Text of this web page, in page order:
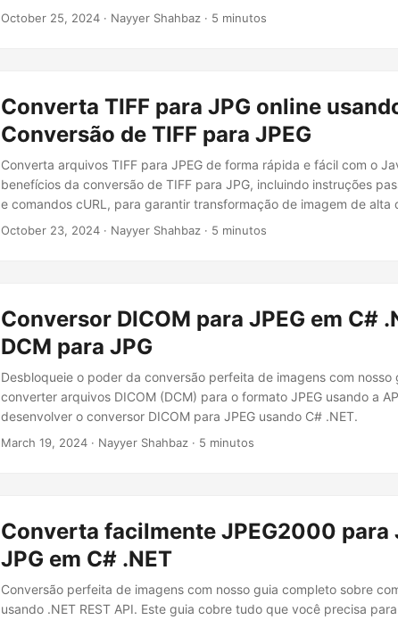
October 25, 2024 · Nayyer Shahbaz · 5 minutos
Converta TIFF para JPG online
Conversão de TIFF para JPEG
Converta arquivos TIFF para JPEG de forma rápida e fácil com o
benefícios da conversão de TIFF para JPG, incluindo instruções
e comandos cURL, para garantir transformação de imagem de alta
October 23, 2024 · Nayyer Shahbaz · 5 minutos
Conversor DICOM para JPEG em C#
DCM para JPG
Desbloqueie o poder da conversão perfeita de imagens com
converter arquivos DICOM (DCM) para o formato JPEG usando a
desenvolver o conversor DICOM para JPEG usando C# .NET.
March 19, 2024 · Nayyer Shahbaz · 5 minutos
Converta facilmente JPEG2000 para
JPG em C# .NET
Conversão perfeita de imagens com nosso guia completo sobre
usando .NET REST API. Este guia cobre tudo que você precisa